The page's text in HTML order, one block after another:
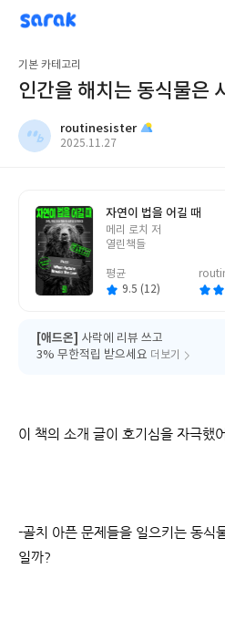
sarak
routinesister
기본 카테고리
인간을 해치는 동식물은
routinesister
작
2025.11.27
자연이 법을 어길 때
글
쓴
메리 로치 저
열린책들
평균
9.5 (12)
[애드온] 사락에 리뷰 쓰고
3% 무한적립 받으세요 더보기
이 책의 소개 글이 호기심을 자극했
-골치 아픈 문제들을 일으키는 동식
일까?